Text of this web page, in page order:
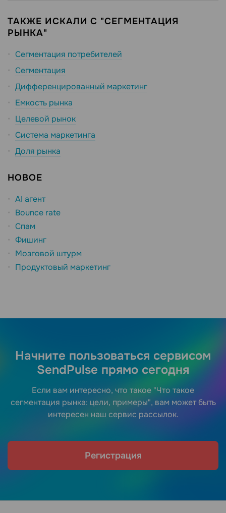
ТАКЖЕ ИСКАЛИ С "СЕГМЕНТАЦИЯ
РЫНКА"
Сегментация потребителей
Сегментация
Дифференцированный маркетинг
Емкость рынка
Целевой рынок
Система маркетинга
Доля рынка
НОВОЕ
AI агент
Bounce rate
Спам
Фишинг
Мозговой штурм
Продуктовый маркетинг
Начните пользоваться сервисом
SendPulse прямо сегодня
Если вам интересно, что такое "Что такое
сегментация рынка: цели, примеры", вам может быть
интересен наш сервис рассылок.
Регистрация